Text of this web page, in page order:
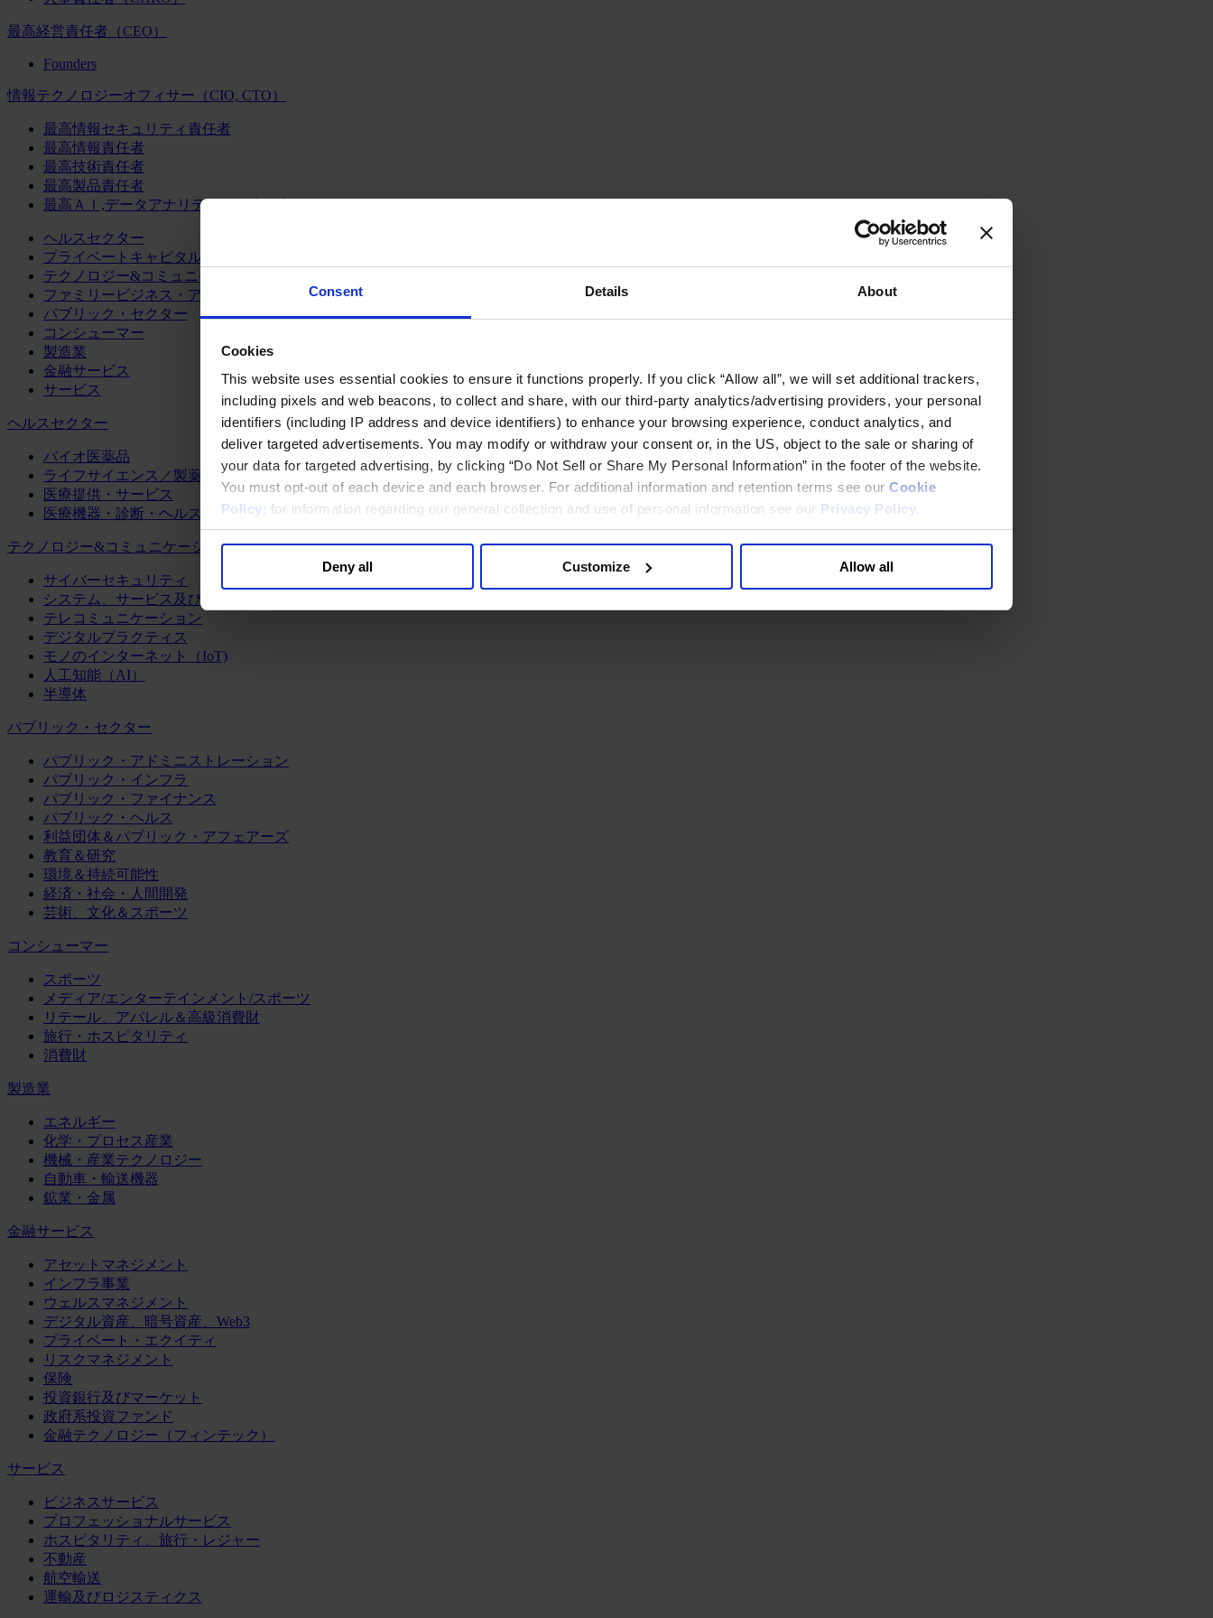
Consent Details About
Cookies
This website uses essential cookies to ensure it functions properly. If you click “Allow all”, we will set additional trackers,
including pixels and web beacons, to collect and share, with our third-party analytics/advertising providers, your personal
identifiers (including IP address and device identifiers) to enhance your browsing experience, conduct analytics, and
deliver targeted advertisements. You may modify or withdraw your consent or, in the US, object to the sale or sharing of
your data for targeted advertising, by clicking “Do Not Sell or Share My Personal Information” in the footer of the website.
You must opt-out of each device and each browser. For additional information and retention terms see our Cookie
Policy; for information regarding our general collection and use of personal information see our Privacy Policy
Deny all Customize Allow all
最高経営責任者（CEO）
Founders
情報テクノロジーオフィサー（CIO, CTO）
最高情報セキュリティ責任者
最高情報責任者
最高技術責任者
最高製品責任者
最高ＡＩ,データアナリティクス責任者
ヘルスセクター
プライベートキャピタル
テクノロジー&コミュニケーション
ファミリービジネス・アドバイザリー
パブリック・セクター
コンシューマー
製造業
金融サービス
サービス
ヘルスセクター
バイオ医薬品
ライフサイエンス／製薬
医療提供・サービス
医療機器・診断・ヘルスケアテクノロジー
テクノロジー&コミュニケーション
サイバーセキュリティ
システム、サービス及びソフトウェア
テレコミュニケーション
デジタルプラクティス
モノのインターネット（IoT)
人工知能（AI）
半導体
パブリック・セクター
パブリック・アドミニストレーション
パブリック・インフラ
パブリック・ファイナンス
パブリック・ヘルス
利益団体＆パブリック・アフェアーズ
教育＆研究
環境＆持続可能性
経済・社会・人間開発
芸術、文化＆スポーツ
コンシューマー
スポーツ
メディア/エンターテインメント/スポーツ
リテール、アパレル＆高級消費財
旅行・ホスピタリティ
消費財
製造業
エネルギー
化学・プロセス産業
機械・産業テクノロジー
自動車・輸送機器
鉱業・金属
金融サービス
アセットマネジメント
インフラ事業
ウェルスマネジメント
デジタル資産、暗号資産、Web3
プライベート・エクイティ
リスクマネジメント
保険
投資銀行及びマーケット
政府系投資ファンド
金融テクノロジー（フィンテック）
サービス
ビジネスサービス
プロフェッショナルサービス
ホスピタリティ、旅行・レジャー
不動産
航空輸送
運輸及びロジスティクス